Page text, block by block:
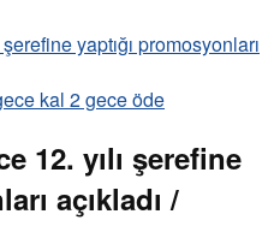
yaptığı promosyonları
kal 2 gece öde
12. yılı şerefine
açıkladı /